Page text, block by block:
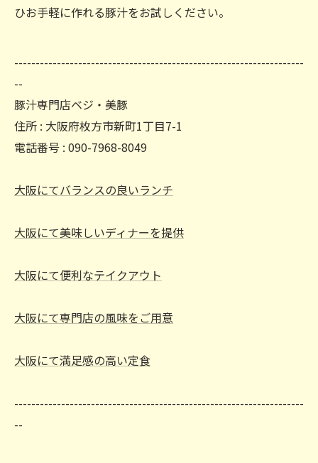
ひお手軽に作れる豚汁をお試しください。
--------------------------------------------------------------------
--
豚汁専門店ベジ・美豚
住所 : 大阪府枚方市新町1丁目7-1
電話番号 : 090-7968-8049
大阪にてバランスの良いランチ
大阪にて美味しいディナーを提供
大阪にて便利なテイクアウト
大阪にて専門店の風味をご用意
大阪にて満足感の高い定食
--------------------------------------------------------------------
--